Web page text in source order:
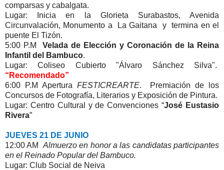
comparsas y cabalgata.
Lugar: Inicia en la Glorieta Surabastos, Avenida
Circunvalación, Monumento a La Gaitana y termina en el
puente El Tizón.
5:00 P.M Velada de Elección y Coronación de la Reina
Infantil del Bambuco.
Lugar: Coliseo Cubierto "Álvaro Sánchez Silva".
“Recomendado”
6:00 P.M Apertura FESTICREARTE. Premiación de los
Concursos de Fotografía, Literarios y Exposición de Pintura.
Lugar: Centro Cultural y de Convenciones “José Eustasio
Rivera”
JUEVES 21 DE JUNIO
12:00 AM Almuerzo en honor a las candidatas participantes
en el Reinado Popular del Bambuco.
Lugar: Club Social de Neiva